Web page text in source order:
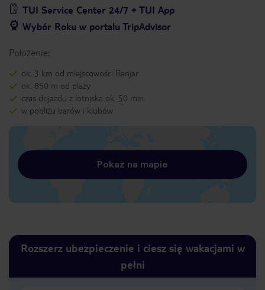
TUI Service Center 24/7 + TUI App
Wybór Roku w portalu TripAdvisor
Położenie:
ok. 3 km od miejscowości Banjar
ok. 850 m od plaży
czas dojazdu z lotniska ok. 50 min
w pobliżu barów i klubów
Pokaż na mapie
Rozszerz ubezpieczenie i ciesz się wakacjami w
pełni